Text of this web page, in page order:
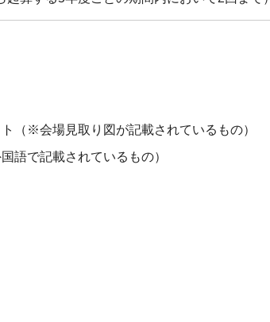
（※会場見取り図が記載されているもの）
語で記載されているもの）